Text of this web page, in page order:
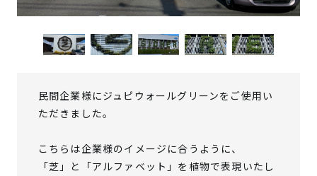
民間企業様にジュピウォールグリーンをご使用い
ただきました。
こちらは企業様のイメージに合うように、
「芝」と「アルファベット」を植物で表現いたし